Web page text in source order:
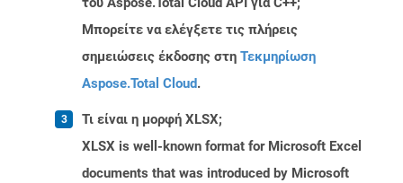
Μπορείτε να ελέγξετε τις πλήρεις
σημειώσεις έκδοσης στη Τεκμηρίωση
Aspose.Total Cloud.
Τι είναι η μορφή XLSX;
XLSX is well-known format for Microsoft Excel
documents that was introduced by Microsoft